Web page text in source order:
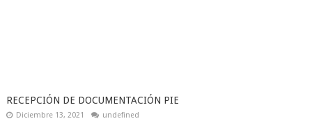
RECEPCIÓN DE DOCUMENTACIÓN PIE
Diciembre 13, 2021 undefined